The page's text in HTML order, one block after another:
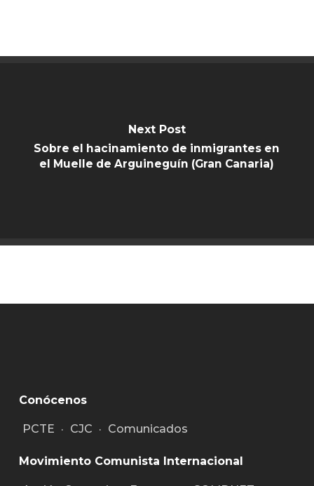
Next Post
Sobre el hacinamiento de inmigrantes en
el Muelle de Arguineguín (Gran Canaria)
Conócenos
PCTE · CJC · Comunicados
Movimiento Comunista Internacional